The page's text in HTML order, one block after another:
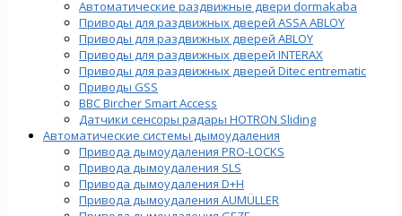
Автоматические раздвижные двери dormakaba
Приводы для раздвижных дверей ASSA ABLOY
Приводы для раздвижных дверей ABLOY
Приводы для раздвижных дверей INTERAX
Приводы для раздвижных дверей Ditec entrematic
Приводы GSS
BBC Bircher Smart Access
Датчики сенсоры радары HOTRON Sliding
Автоматические системы дымоудаления
Привода дымоудаления PRO-LOCKS
Привода дымоудаления SLS
Привода дымоудаления D+H
Привода дымоудаления AUMÜLLER